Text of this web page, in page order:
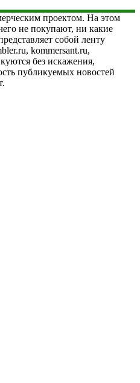
проектом. На этом
не покупают, ни какие
собой ленту
kommersant.ru,
без искажения,
публикуемых новостей